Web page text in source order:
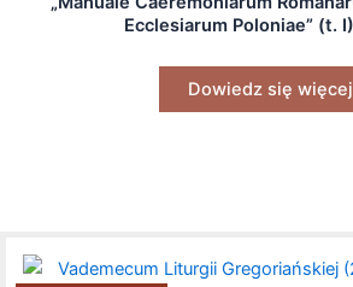
Ecclesiarum Poloniae” (t.
Dowiedz się więcej